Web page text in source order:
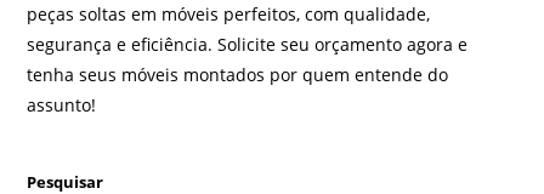
peças soltas em móveis perfeitos, com qualidade,
segurança e eficiência. Solicite seu orçamento agora e
tenha seus móveis montados por quem entende do
assunto!
Pesquisar